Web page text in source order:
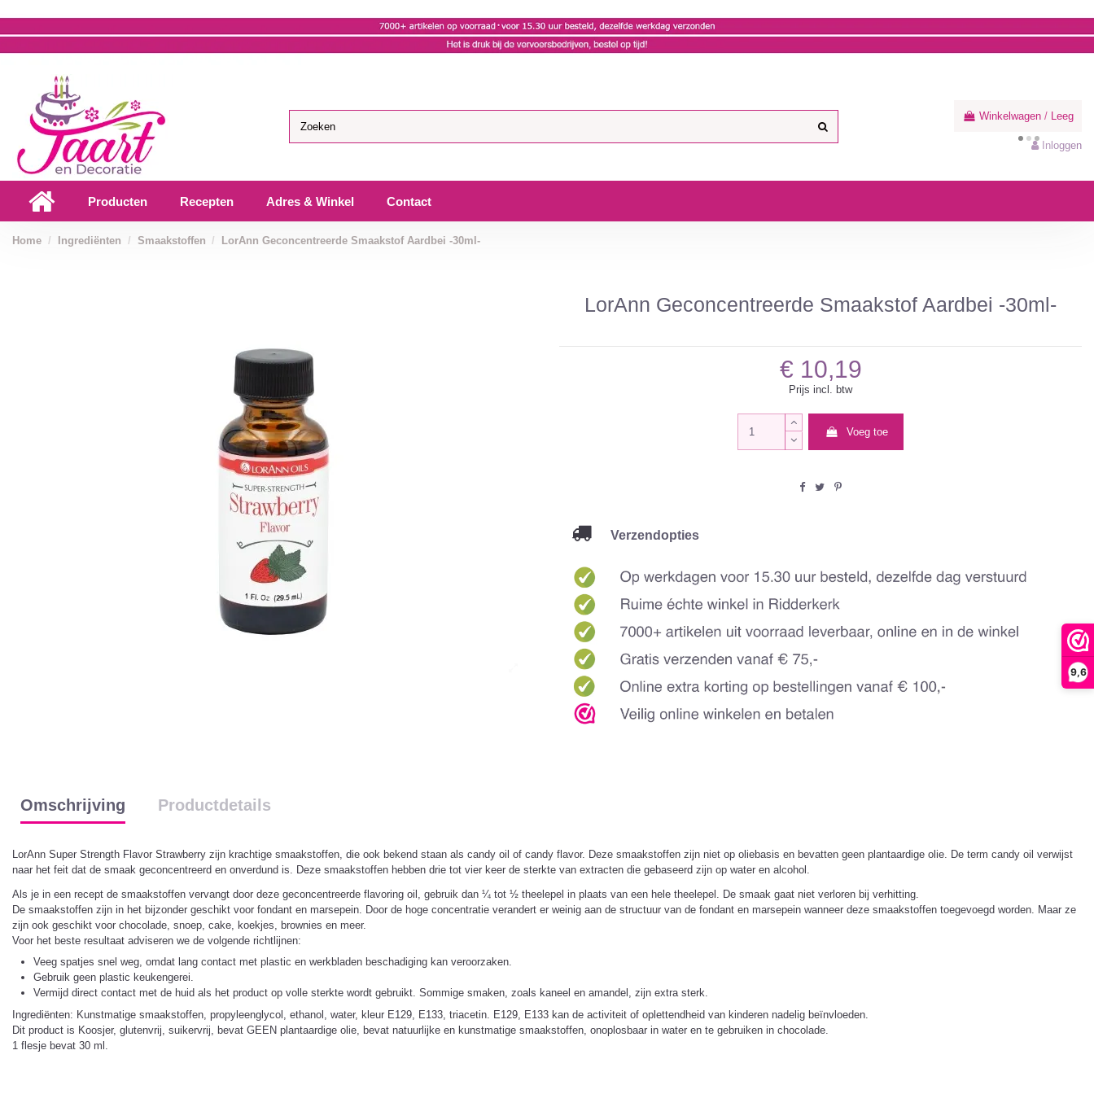
9,6
Winkelwagen / Leeg
Inloggen
Producten Recepten Adres & Winkel Contact
Home Ingrediënten Smaakstoffen LorAnn Geconcentreerde Smaakstof Aardbei -30ml-
LorAnn Geconcentreerde Smaakstof Aardbei -30ml-
€ 10,19
Prijs incl. btw
Voeg toe
Verzendopties
Omschrijving Productdetails
LorAnn Super Strength Flavor Strawberry zijn krachtige smaakstoffen, die ook bekend staan als candy oil of candy flavor. Deze smaakstoffen zijn niet op oliebasis en bevatten geen plantaardige olie. De term candy oil verwijst
naar het feit dat de smaak geconcentreerd en onverdund is. Deze smaakstoffen hebben drie tot vier keer de sterkte van extracten die gebaseerd zijn op water en alcohol.
Als je in een recept de smaakstoffen vervangt door deze geconcentreerde flavoring oil, gebruik dan ¼ tot ½ theelepel in plaats van een hele theelepel. De smaak gaat niet verloren bij verhitting.
De smaakstoffen zijn in het bijzonder geschikt voor fondant en marsepein. Door de hoge concentratie verandert er weinig aan de structuur van de fondant en marsepein wanneer deze smaakstoffen toegevoegd worden. Maar ze
zijn ook geschikt voor chocolade, snoep, cake, koekjes, brownies en meer.
Voor het beste resultaat adviseren we de volgende richtlijnen:
Veeg spatjes snel weg, omdat lang contact met plastic en werkbladen beschadiging kan veroorzaken.
Gebruik geen plastic keukengerei.
Vermijd direct contact met de huid als het product op volle sterkte wordt gebruikt. Sommige smaken, zoals kaneel en amandel, zijn extra sterk.
Ingrediënten: Kunstmatige smaakstoffen, propyleenglycol, ethanol, water, kleur E129, E133, triacetin. E129, E133 kan de activiteit of oplettendheid van kinderen nadelig beïnvloeden.
Dit product is Koosjer, glutenvrij, suikervrij, bevat GEEN plantaardige olie, bevat natuurlijke en kunstmatige smaakstoffen, onoplosbaar in water en te gebruiken in chocolade.
1 flesje bevat 30 ml.